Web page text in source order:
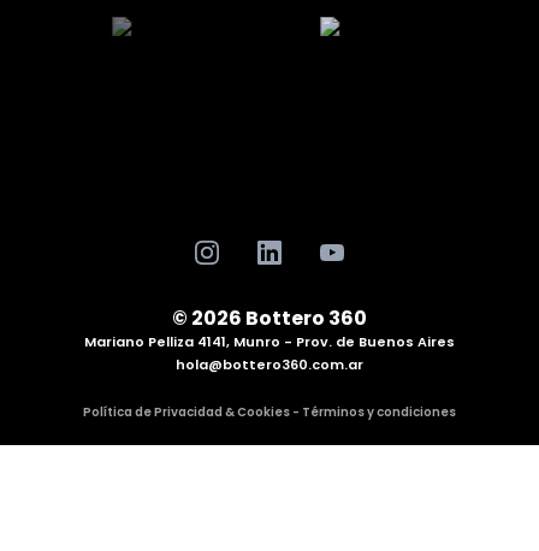
© 2026 Bottero 360
Mariano Pelliza 4141, Munro - Prov. de Buenos Aires
hola@bottero360.com.ar
Política de Privacidad & Cookies - Términos y condiciones